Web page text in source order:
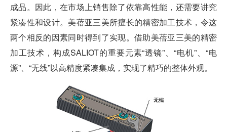
成品。因此，在市场上销售除了依靠高性能，还需要讲究
紧凑性和设计。美蓓亚三美所擅长的精密加工技术，令这
两个相反的因素同时得到了实现。借助美蓓亚三美的精密
加工技术，构成SALIOT的重要元素“透镜”、“电机”、“电
源”、“无线”以高精度紧凑集成，实现了精巧的整体外观。